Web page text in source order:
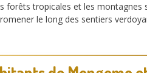
forêts tropicales et les
le long des sentiers